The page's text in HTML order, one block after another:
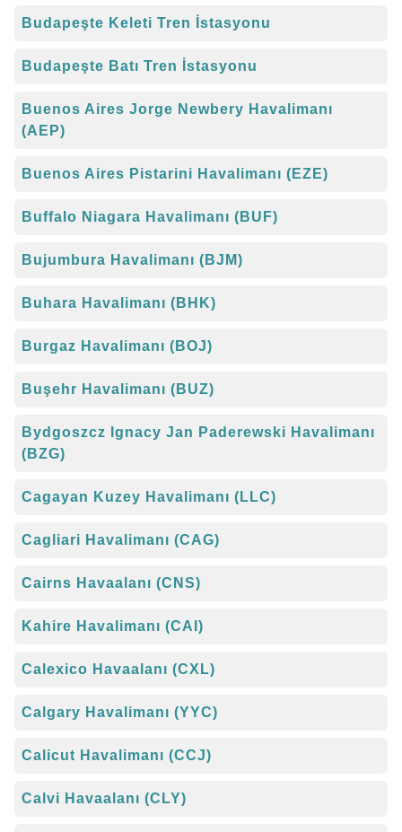
Budapeşte Keleti Tren İstasyonu
Budapeşte Batı Tren İstasyonu
Buenos Aires Jorge Newbery Havalimanı
(AEP)
Buenos Aires Pistarini Havalimanı (EZE)
Buffalo Niagara Havalimanı (BUF)
Bujumbura Havalimanı (BJM)
Buhara Havalimanı (BHK)
Burgaz Havalimanı (BOJ)
Buşehr Havalimanı (BUZ)
Bydgoszcz Ignacy Jan Paderewski Havalimanı
(BZG)
Cagayan Kuzey Havalimanı (LLC)
Cagliari Havalimanı (CAG)
Cairns Havaalanı (CNS)
Kahire Havalimanı (CAI)
Calexico Havaalanı (CXL)
Calgary Havalimanı (YYC)
Calicut Havalimanı (CCJ)
Calvi Havaalanı (CLY)